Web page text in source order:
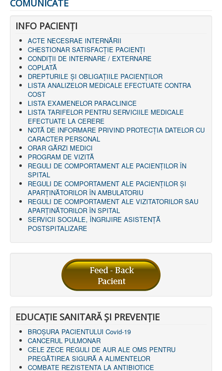
PLAN STRATEGIC 2021 - 2025
PROIECT DE MANAGEMENT 2017
CONSILIUL DE ADMINISTRAŢIE
COMITET DIRECTOR
DECLARATIE MANAGER PRIVIND IMPLEMENTAREA
SISTEMULUI DE CALITATE 2019
PLAN MANAGEMENT
INTEGRITATE
ADMINISTRATIV
RESURSE UMANE
INFORMAŢII
PROGRAM VOLUNTARIAT
JURIDIC
LEGISLAȚIE
ECONOMIC
ACHIZIŢII PUBLICE
BUGET
CONTRACTE C.A.S.
CONTRACTE PROGRAME NAȚIONALE
CHELTUIELI
CONSILIU DE ETICĂ
CONTACT
RELAȚIA CU MASS-MEDIA
PURTĂTOR DE CUVÂNT
REGULI ACCES MASS-MEDIA
ORAR AUDIENŢE
HARTĂ SITE
PROGRAMARE ONLINE
COMUNICATE
INFO PACIENŢI
ACTE NECESRAE INTERNĂRII
CHESTIONAR SATISFACŢIE PACIENŢI
CONDIȚII DE INTERNARE / EXTERNARE
COPLATĂ
DREPTURILE ŞI OBLIGAŢIILE PACIENȚILOR
LISTA ANALIZELOR MEDICALE EFECTUATE CONTRA
COST
LISTA EXAMENELOR PARACLINICE
LISTA TARIFELOR PENTRU SERVICIILE MEDICALE
EFECTUATE LA CERERE
NOTĂ DE INFORMARE PRIVIND PROTECŢIA DATELOR CU
CARACTER PERSONAL
ORAR GĂRZI MEDICI
PROGRAM DE VIZITĂ
REGULI DE COMPORTAMENT ALE PACIENȚILOR ÎN
SPITAL
REGULI DE COMPORTAMENT ALE PACIENȚILOR ȘI
APARȚINĂTORILOR ÎN AMBULATORIU
REGULI DE COMPORTAMENT ALE VIZITATORILOR SAU
APARȚINĂTORILOR ÎN SPITAL
SERVICII SOCIALE, ÎNGRIJIRE ASISTENŢĂ
POSTSPITALIZARE
EDUCAȚIE SANITARĂ ȘI PREVENȚIE
BROȘURA PACIENTULUI Covid-19
CANCERUL PULMONAR
CELE ZECE REGULI DE AUR ALE OMS PENTRU
PREGĂTIREA SIGURĂ A ALIMENTELOR
COMBATE REZISTENTA LA ANTIBIOTICE